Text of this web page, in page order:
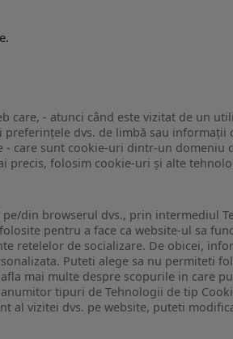
care, - atunci când este vizitat de un
dvs. de limbă sau informații
care sunt cookie-uri dintr-un
folosim cookie-uri și alte
din browserul dvs., prin intermediul
pentru a face ca website-ul sa
retelelor de socializare. De obicei,
Puteti alege sa nu permiteti
mai multe despre scopurile in care
tipuri de Tehnologii de tip
al vizitei dvs. pe website, puteti